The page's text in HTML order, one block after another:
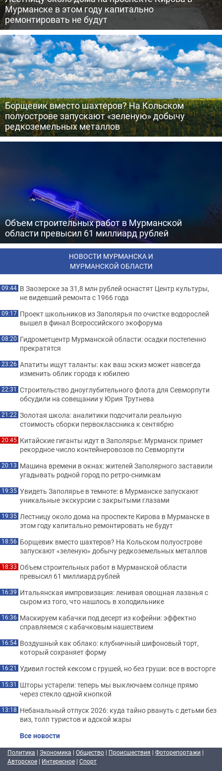
Мурманске в этом году капитально
ремонтировать не будут
Борщевик вместо шахтеров? На Кольском
полуострове запускают «зеленую» добычу
редкоземельных металлов
Объем строительных работ в Мурманской
области превысил 61 миллиард рублей
НОВОСТИ МУРМАНСКА И
МУРМАНСКОЙ ОБЛАСТИ
09:44 В Заозерске за 31,8 млн рублей оснастят Центр культуры,
не видевший ремонта с 1966 года
09:17 Проект школьников из Заполярья по очистке водорослей
вышел в финал Всероссийского экофорума
08:20 Гидрометцентр Мурманской области: осадки постепенно
прекратятся
23:26 Апатиты ищут таланты: как ваш эскиз может навсегда
изменить облик города к юбилею
22:31 Строительство дноуглубительного флота для Севморпути
обсудили на совещании у Юрия Трутнева
21:22 Золотая школа: аналитики подсчитали реальную
стоимость сборки первоклассника к сентябрю
20:45 Китайские гиганты идут в Заполярье: Мурманск примет
рекордное число контейнеровозов по Севморпути
20:13 Машина времени в окнах: жителей Заполярного заставили
угадывать родной город по ретро-снимкам
19:35 Увидеть Заполярье в темноте: в Мурманске запускают
уникальные экскурсии с закрытыми глазами
19:35 Лестницу около дома на проспекте Кирова в Мурманске в
этом году капитально ремонтировать не будут
18:56 Борщевик вместо шахтеров? На Кольском полуострове
запускают «зеленую» добычу редкоземельных металлов
18:33 Объем строительных работ в Мурманской области
превысил 61 миллиард рублей
16:39 Итальянская импровизация: ленивая овощная лазанья с
сыром из того, что нашлось в холодильнике
16:36 Маскируем кабачки под десерт из кофейни: эффектно
справляемся с кабачковым нашествием
16:54 Воздушный как облако: клубничный шифоновый торт,
который сохраняет форму
16:21 Удивил гостей кексом с грушей, но без груши: все в восторге
15:31 Шторы устарели: теперь мы выключаем солнце прямо
через стекло одной кнопкой
13:18 Небанальный отпуск 2026: куда тайно рвануть с детьми без
виз, толп туристов и адской жары
Все новости
Политика | Экономика | Общество | Происшествия | Фоторепортажи |
Авторское | Интересное | Спорт